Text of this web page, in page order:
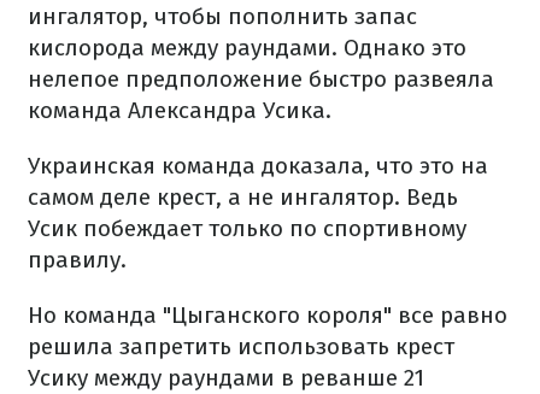
ингалятор, чтобы пополнить запас
кислорода между раундами. Однако это
нелепое предположение быстро развеяла
команда Александра Усика.
Украинская команда доказала, что это на
самом деле крест, а не ингалятор. Ведь
Усик побеждает только по спортивному
правилу.
Но команда "Цыганского короля" все равно
решила запретить использовать крест
Усику между раундами в реванше 21